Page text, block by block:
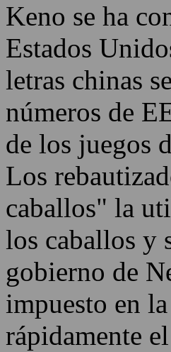
Keno se ha
Estados
letras chinas
números de
de los juegos
Los
caballos" la
los caballos y
gobierno de
impuesto en
rápidamente